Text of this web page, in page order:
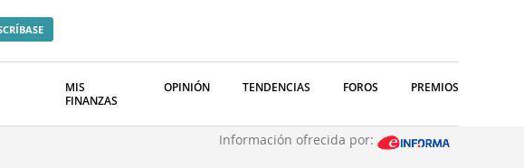
MIS
FINANZAS
OPINIÓN TENDENCIAS FOROS PREMIOS
Información ofrecida por: